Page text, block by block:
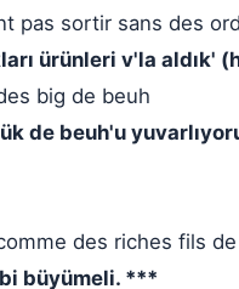
pas sortir sans des
ürünleri v'la aldık'
big de beuh
de beuh'u
des riches fils
büyümeli. ***